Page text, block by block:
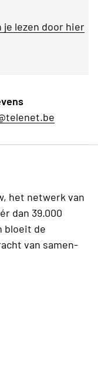
je lezen door hier
het netwerk van
dan 39.000
bloeit de
van samen-